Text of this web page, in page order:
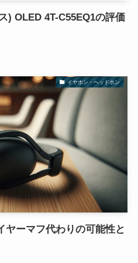
) OLED 4T-C55EQ1の評価
イヤホン・ヘッドホン
ヤーマフ代わりの可能性と